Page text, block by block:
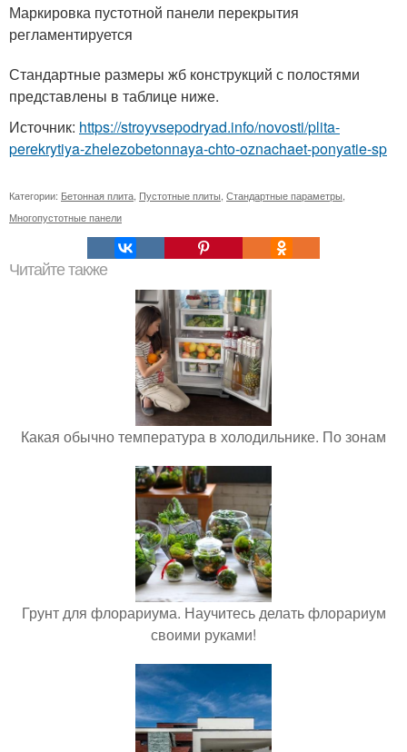
Маркировка пустотной панели перекрытия
регламентируется
Стандартные размеры жб конструкций с полостями
представлены в таблице ниже.
Источник: https://stroyvsepodryad.info/novosti/plita-
perekrytiya-zhelezobetonnaya-chto-oznachaet-ponyatie-sp
Категории: Бетонная плита Пустотные плиты Стандартные параметры
Многопустотные панели
Читайте также
Какая обычно температура в холодильнике. По зонам
Грунт для флорариума. Научитесь делать флорариум
своими руками!